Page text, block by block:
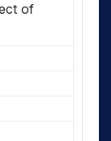
of